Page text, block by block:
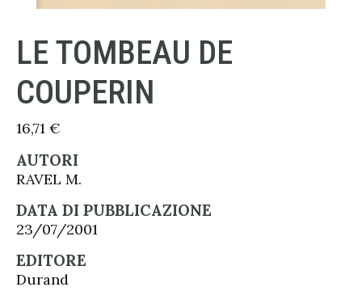
LE TOMBEAU DE
COUPERIN
16,71 €
AUTORI
RAVEL M.
DATA DI PUBBLICAZIONE
23/07/2001
EDITORE
Durand